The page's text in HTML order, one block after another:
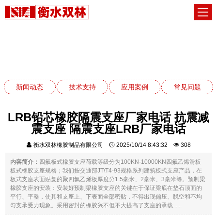
新闻动态 技术支持 应用案例 常见问题
LRB铅芯橡胶隔震支座厂家电话 抗震减
震支座 隔震支座LRB厂家电话
衡水双林橡胶制品有限公司 2025/10/14 8:43:32 308
内容简介： 四氟板式橡胶支座荷载等级分为100KN-10000KN四氟乙烯滑板
板式橡胶支座规格；我们按交通部JT\T4-93规格系列建筑板式支座产品，在
板式支座表面贴复的聚四氟乙烯板厚度分1.5毫米、2毫米、3毫米等。预制梁
橡胶支座的安装：安装好预制梁橡胶支座的关键在于保证梁底在垫石顶面的
平行、平整，使其和支座上、下表面全部密贴，不得出现偏压、脱空和不均
匀支承受力现象。采用密封的橡胶兴不但不大提高了支座的承载......